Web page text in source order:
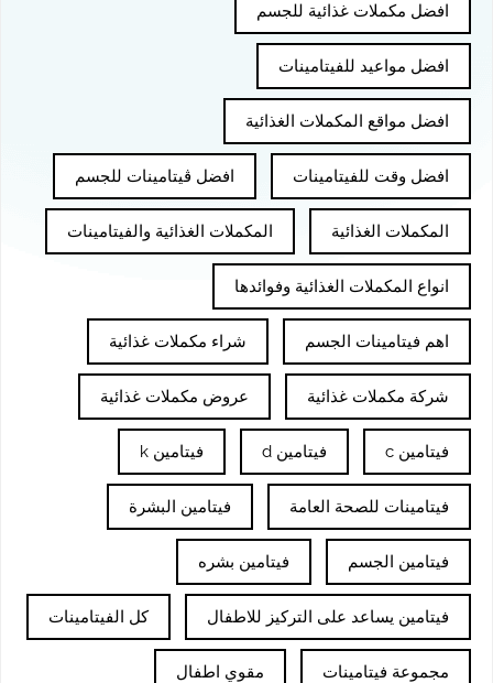
افضل مكملات غذائية للجسم
افضل مواعيد للفيتامينات
افضل مواقع المكملات الغذائية
افضل وقت للفيتامينات افضل ڤيتامينات للجسم
المكملات الغذائية المكملات الغذائية والفيتامينات
انواع المكملات الغذائية وفوائدها
اهم فيتامينات الجسم شراء مكملات غذائية
شركة مكملات غذائية عروض مكملات غذائية
فيتامين c فيتامين d فيتامين k
فيتامينات للصحة العامة فيتامين البشرة
فيتامين الجسم فيتامين بشره
فيتامين يساعد على التركيز للاطفال كل الفيتامينات
مجموعة فيتامينات مقوي اطفال